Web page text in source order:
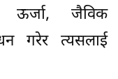
ऊर्जा, जैविक
गरेर त्यसलाई